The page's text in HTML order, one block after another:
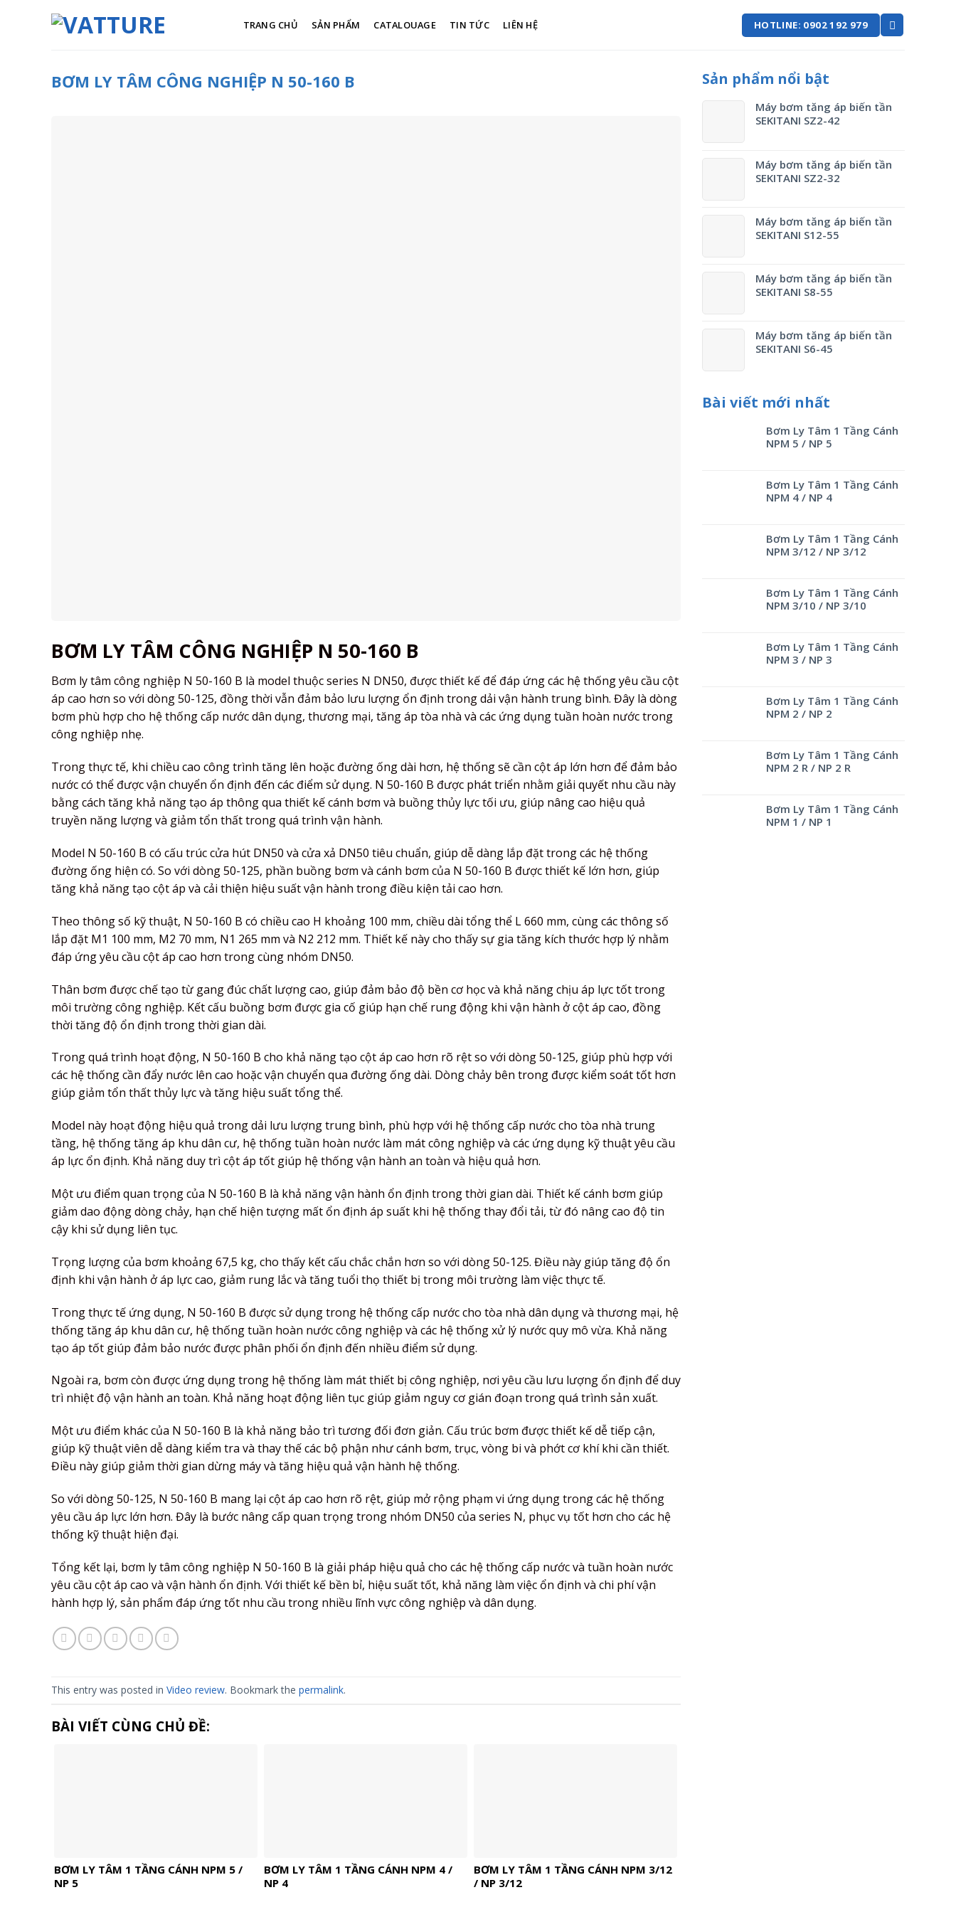
TRANG CHỦ SẢN PHẨM CATALOUAGE TIN TỨC LIÊN HỆ HOTLINE: 0902 192 979
BƠM LY TÂM CÔNG NGHIỆP N 50-160 B
BƠM LY TÂM CÔNG NGHIỆP N 50-160 B
Bơm ly tâm công nghiệp N 50-160 B là model thuộc series N DN50, được thiết kế để đáp ứng các hệ thống yêu cầu cột
áp cao hơn so với dòng 50-125, đồng thời vẫn đảm bảo lưu lượng ổn định trong dải vận hành trung bình. Đây là dòng
bơm phù hợp cho hệ thống cấp nước dân dụng, thương mại, tăng áp tòa nhà và các ứng dụng tuần hoàn nước trong
công nghiệp nhẹ.
Trong thực tế, khi chiều cao công trình tăng lên hoặc đường ống dài hơn, hệ thống sẽ cần cột áp lớn hơn để đảm bảo
nước có thể được vận chuyển ổn định đến các điểm sử dụng. N 50-160 B được phát triển nhằm giải quyết nhu cầu này
bằng cách tăng khả năng tạo áp thông qua thiết kế cánh bơm và buồng thủy lực tối ưu, giúp nâng cao hiệu quả
truyền năng lượng và giảm tổn thất trong quá trình vận hành.
Model N 50-160 B có cấu trúc cửa hút DN50 và cửa xả DN50 tiêu chuẩn, giúp dễ dàng lắp đặt trong các hệ thống
đường ống hiện có. So với dòng 50-125, phần buồng bơm và cánh bơm của N 50-160 B được thiết kế lớn hơn, giúp
tăng khả năng tạo cột áp và cải thiện hiệu suất vận hành trong điều kiện tải cao hơn.
Theo thông số kỹ thuật, N 50-160 B có chiều cao H khoảng 100 mm, chiều dài tổng thể L 660 mm, cùng các thông số
lắp đặt M1 100 mm, M2 70 mm, N1 265 mm và N2 212 mm. Thiết kế này cho thấy sự gia tăng kích thước hợp lý nhằm
đáp ứng yêu cầu cột áp cao hơn trong cùng nhóm DN50.
Thân bơm được chế tạo từ gang đúc chất lượng cao, giúp đảm bảo độ bền cơ học và khả năng chịu áp lực tốt trong
môi trường công nghiệp. Kết cấu buồng bơm được gia cố giúp hạn chế rung động khi vận hành ở cột áp cao, đồng
thời tăng độ ổn định trong thời gian dài.
Trong quá trình hoạt động, N 50-160 B cho khả năng tạo cột áp cao hơn rõ rệt so với dòng 50-125, giúp phù hợp với
các hệ thống cần đẩy nước lên cao hoặc vận chuyển qua đường ống dài. Dòng chảy bên trong được kiểm soát tốt hơn
giúp giảm tổn thất thủy lực và tăng hiệu suất tổng thể.
Model này hoạt động hiệu quả trong dải lưu lượng trung bình, phù hợp với hệ thống cấp nước cho tòa nhà trung
tầng, hệ thống tăng áp khu dân cư, hệ thống tuần hoàn nước làm mát công nghiệp và các ứng dụng kỹ thuật yêu cầu
áp lực ổn định. Khả năng duy trì cột áp tốt giúp hệ thống vận hành an toàn và hiệu quả hơn.
Một ưu điểm quan trọng của N 50-160 B là khả năng vận hành ổn định trong thời gian dài. Thiết kế cánh bơm giúp
giảm dao động dòng chảy, hạn chế hiện tượng mất ổn định áp suất khi hệ thống thay đổi tải, từ đó nâng cao độ tin
cậy khi sử dụng liên tục.
Trọng lượng của bơm khoảng 67,5 kg, cho thấy kết cấu chắc chắn hơn so với dòng 50-125. Điều này giúp tăng độ ổn
định khi vận hành ở áp lực cao, giảm rung lắc và tăng tuổi thọ thiết bị trong môi trường làm việc thực tế.
Trong thực tế ứng dụng, N 50-160 B được sử dụng trong hệ thống cấp nước cho tòa nhà dân dụng và thương mại, hệ
thống tăng áp khu dân cư, hệ thống tuần hoàn nước công nghiệp và các hệ thống xử lý nước quy mô vừa. Khả năng
tạo áp tốt giúp đảm bảo nước được phân phối ổn định đến nhiều điểm sử dụng.
Ngoài ra, bơm còn được ứng dụng trong hệ thống làm mát thiết bị công nghiệp, nơi yêu cầu lưu lượng ổn định để duy
trì nhiệt độ vận hành an toàn. Khả năng hoạt động liên tục giúp giảm nguy cơ gián đoạn trong quá trình sản xuất.
Một ưu điểm khác của N 50-160 B là khả năng bảo trì tương đối đơn giản. Cấu trúc bơm được thiết kế dễ tiếp cận,
giúp kỹ thuật viên dễ dàng kiểm tra và thay thế các bộ phận như cánh bơm, trục, vòng bi và phớt cơ khí khi cần thiết.
Điều này giúp giảm thời gian dừng máy và tăng hiệu quả vận hành hệ thống.
So với dòng 50-125, N 50-160 B mang lại cột áp cao hơn rõ rệt, giúp mở rộng phạm vi ứng dụng trong các hệ thống
yêu cầu áp lực lớn hơn. Đây là bước nâng cấp quan trọng trong nhóm DN50 của series N, phục vụ tốt hơn cho các hệ
thống kỹ thuật hiện đại.
Tổng kết lại, bơm ly tâm công nghiệp N 50-160 B là giải pháp hiệu quả cho các hệ thống cấp nước và tuần hoàn nước
yêu cầu cột áp cao và vận hành ổn định. Với thiết kế bền bỉ, hiệu suất tốt, khả năng làm việc ổn định và chi phí vận
hành hợp lý, sản phẩm đáp ứng tốt nhu cầu trong nhiều lĩnh vực công nghiệp và dân dụng.
This entry was posted in Video review. Bookmark the permalink.
BÀI VIẾT CÙNG CHỦ ĐỀ:
BƠM LY TÂM 1 TẦNG CÁNH NPM 5 /
NP 5
BƠM LY TÂM 1 TẦNG CÁNH NPM 4 /
NP 4
BƠM LY TÂM 1 TẦNG CÁNH NPM 3/12
/ NP 3/12
Sản phẩm nổi bật
Máy bơm tăng áp biến tần
SEKITANI SZ2-42
Máy bơm tăng áp biến tần
SEKITANI SZ2-32
Máy bơm tăng áp biến tần
SEKITANI S12-55
Máy bơm tăng áp biến tần
SEKITANI S8-55
Máy bơm tăng áp biến tần
SEKITANI S6-45
Bài viết mới nhất
Bơm Ly Tâm 1 Tầng Cánh
NPM 5 / NP 5
Bơm Ly Tâm 1 Tầng Cánh
NPM 4 / NP 4
Bơm Ly Tâm 1 Tầng Cánh
NPM 3/12 / NP 3/12
Bơm Ly Tâm 1 Tầng Cánh
NPM 3/10 / NP 3/10
Bơm Ly Tâm 1 Tầng Cánh
NPM 3 / NP 3
Bơm Ly Tâm 1 Tầng Cánh
NPM 2 / NP 2
Bơm Ly Tâm 1 Tầng Cánh
NPM 2 R / NP 2 R
Bơm Ly Tâm 1 Tầng Cánh
NPM 1 / NP 1